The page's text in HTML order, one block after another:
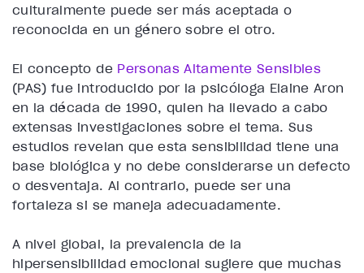
culturalmente puede ser más aceptada o
reconocida en un género sobre el otro.
El concepto de Personas Altamente Sensibles
(PAS) fue introducido por la psicóloga Elaine Aron
en la década de 1990, quien ha llevado a cabo
extensas investigaciones sobre el tema. Sus
estudios revelan que esta sensibilidad tiene una
base biológica y no debe considerarse un defecto
o desventaja. Al contrario, puede ser una
fortaleza si se maneja adecuadamente.
A nivel global, la prevalencia de la
hipersensibilidad emocional sugiere que muchas